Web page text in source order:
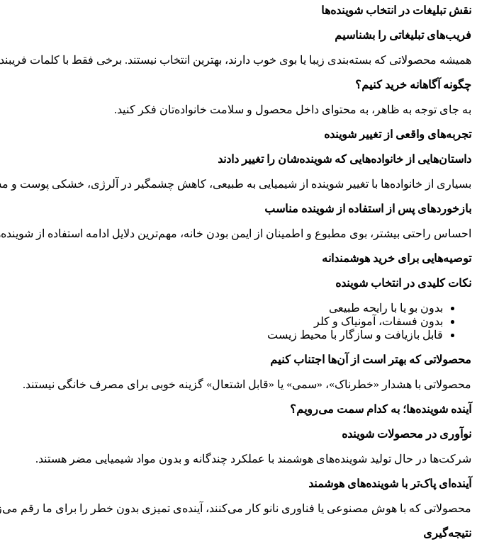
نقش تبلیغات در انتخاب شوینده‌ها
فریب‌های تبلیغاتی را بشناسیم
همیشه محصولاتی که بسته‌بندی زیبا یا بوی خوب دارند، بهترین انتخاب نیستند. برخی فقط با کلمات
چگونه آگاهانه خرید کنیم؟
به جای توجه به ظاهر، به محتوای داخل محصول و سلامت خانواده‌تان فکر کنید.
تجربه‌های واقعی از تغییر شوینده
داستان‌هایی از خانواده‌هایی که شوینده‌شان را تغییر دادند
بسیاری از خانواده‌ها با تغییر شوینده از شیمیایی به طبیعی، کاهش چشمگیر در آلرژی، خشکی پوست و
بازخوردهای پس از استفاده از شوینده مناسب
احساس راحتی بیشتر، بوی مطبوع و اطمینان از ایمن بودن خانه، مهم‌ترین دلایل ادامه استفاده از
توصیه‌هایی برای خرید هوشمندانه
نکات کلیدی در انتخاب شوینده
بدون بو یا با رایحه طبیعی
بدون فسفات، آمونیاک و کلر
قابل بازیافت و سازگار با محیط زیست
محصولاتی که بهتر است از آن‌ها اجتناب کنیم
محصولاتی با هشدار «خطرناک»، «سمی» یا «قابل اشتعال» گزینه خوبی برای مصرف خانگی نیستند.
آینده شوینده‌ها؛ به کدام سمت می‌رویم؟
نوآوری در محصولات شوینده
شرکت‌ها در حال تولید شوینده‌های هوشمند با عملکرد چندگانه و بدون مواد شیمیایی مضر هستند.
آینده‌ای پاک‌تر با شوینده‌های هوشمند
محصولاتی که با هوش مصنوعی یا فناوری نانو کار می‌کنند، آینده‌ی تمیزی بدون خطر را برای ما رقم
نتیجه‌گیری